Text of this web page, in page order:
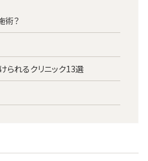
術？
られるクリニック13選